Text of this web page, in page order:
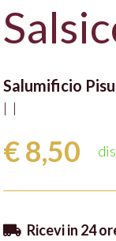
Salumificio Pisu
| |
€8,50
Ricevi in 24